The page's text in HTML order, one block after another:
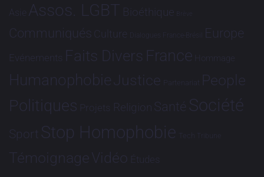
Asie Assos. LGBT Bioéthique Brève
Communiqués Culture Dialogues France-Brésil Europe
Evénements Faits Divers France Hommage
HumanophobieJustice Partenariat People
Politiques Projets Religion Santé Société
Sport Stop Homophobie Tech Tribune
TémoignageVidéo Études